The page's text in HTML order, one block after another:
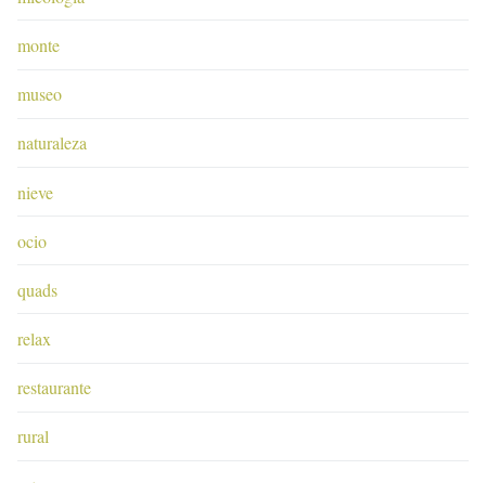
monte
museo
naturaleza
nieve
ocio
quads
relax
restaurante
rural